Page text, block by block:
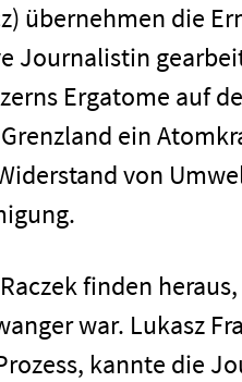
übernehmen die
Journalistin
Ergatome auf
ein
von
finden
war. Lukasz
kannte die